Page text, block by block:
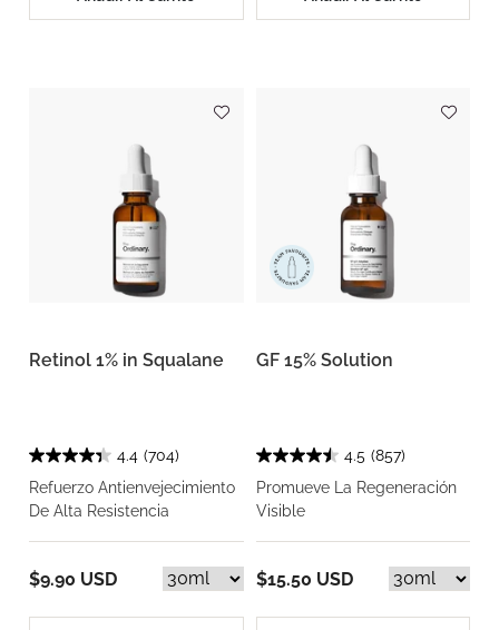
Retinol 1% in Squalane
4.4 (704)
Refuerzo Antienvejecimiento
De Alta Resistencia
$9.90 USD
GF 15% Solution
4.5 (857)
Promueve La Regeneración
Visible
$15.50 USD